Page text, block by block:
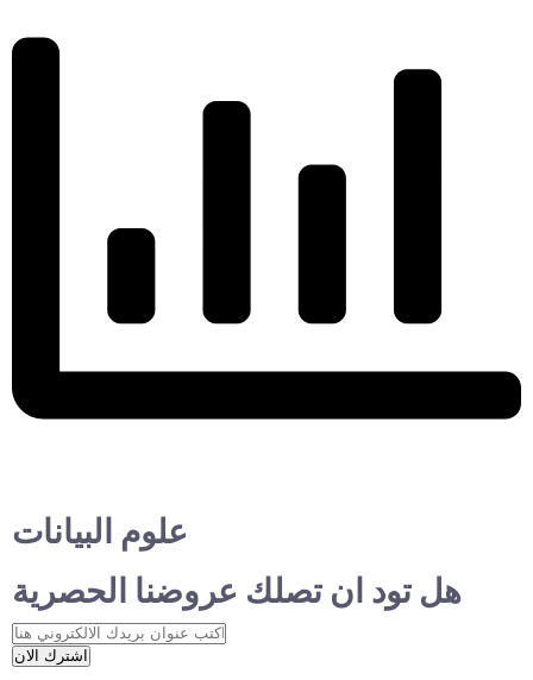
علوم البيانات
هل تود ان تصلك عروضنا الحصرية
اشترك الان